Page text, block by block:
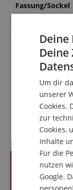
Fassung/Sockel
Deine
Um dir
unserer
Cookies.
zur
Cookies,
Inhalte
Für die
nutzen
Google.